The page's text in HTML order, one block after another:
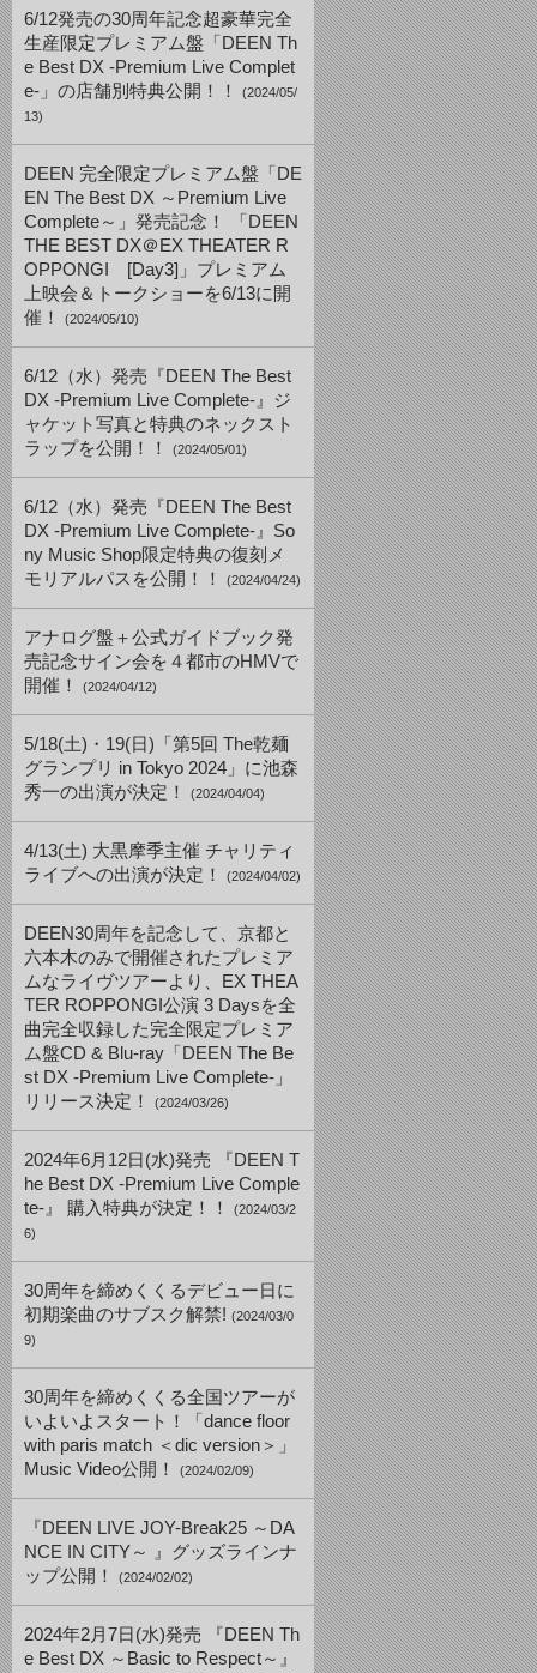
6/12発売の30周年記念超豪華完全
生産限定プレミアム盤「DEEN Th
e Best DX -Premium Live Complet
e-」の店舗別特典公開！！
(2024/05/
13)
DEEN 完全限定プレミアム盤「DE
EN The Best DX ～Premium Live
Complete～」発売記念！ 「DEEN
THE BEST DX＠EX THEATER R
OPPONGI [Day3]」プレミアム
上映会＆トークショーを6/13に開
催！
(2024/05/10)
6/12（水）発売『DEEN The Best
DX -Premium Live Complete-』ジ
ャケット写真と特典のネックスト
ラップを公開！！
(2024/05/01)
6/12（水）発売『DEEN The Best
DX -Premium Live Complete-』So
ny Music Shop限定特典の復刻メ
モリアルパスを公開！！
(2024/04/24)
アナログ盤＋公式ガイドブック発
売記念サイン会を４都市のHMVで
開催！
(2024/04/12)
5/18(土)・19(日)「第5回 The乾麺
グランプリ in Tokyo 2024」に池森
秀一の出演が決定！
(2024/04/04)
4/13(土) 大黒摩季主催 チャリティ
ライブへの出演が決定！
(2024/04/02)
DEEN30周年を記念して、京都と
六本木のみで開催されたプレミア
ムなライヴツアーより、EX THEA
TER ROPPONGI公演 3 Daysを全
曲完全収録した完全限定プレミア
ム盤CD & Blu-ray「DEEN The Be
st DX -Premium Live Complete-」
リリース決定！
(2024/03/26)
2024年6月12日(水)発売 『DEEN T
he Best DX -Premium Live Comple
te-』 購入特典が決定！！
(2024/03/2
6)
30周年を締めくくるデビュー日に
初期楽曲のサブスク解禁! (2024/03/0
9)
30周年を締めくくる全国ツアーが
いよいよスタート！「dance floor
with paris match ＜dic version＞」
Music Video公開！
(2024/02/09)
『DEEN LIVE JOY-Break25 ～DA
NCE IN CITY～ 』グッズラインナ
ップ公開！
(2024/02/02)
2024年2月7日(水)発売 『DEEN Th
e Best DX ～Basic to Respect～』